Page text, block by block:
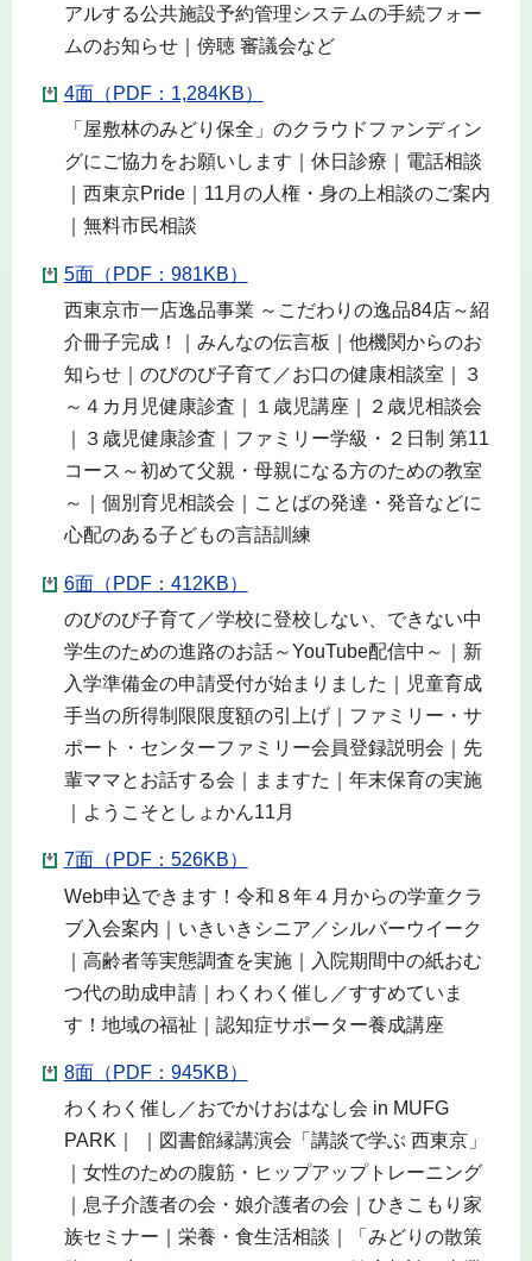
アルする公共施設予約管理システムの手続フォー
ムのお知らせ｜傍聴 審議会など
4面（PDF：1,284KB）
「屋敷林のみどり保全」のクラウドファンディン
グにご協力をお願いします｜休日診療｜電話相談
｜西東京Pride｜11月の人権・身の上相談のご案内
｜無料市民相談
5面（PDF：981KB）
西東京市一店逸品事業 ～こだわりの逸品84店～紹
介冊子完成！｜みんなの伝言板｜他機関からのお
知らせ｜のびのび子育て／お口の健康相談室｜３
～４カ月児健康診査｜１歳児講座｜２歳児相談会
｜３歳児健康診査｜ファミリー学級・２日制 第11
コース～初めて父親・母親になる方のための教室
～｜個別育児相談会｜ことばの発達・発音などに
心配のある子どもの言語訓練
6面（PDF：412KB）
のびのび子育て／学校に登校しない、できない中
学生のための進路のお話～YouTube配信中～｜新
入学準備金の申請受付が始まりました｜児童育成
手当の所得制限限度額の引上げ｜ファミリー・サ
ポート・センターファミリー会員登録説明会｜先
輩ママとお話する会｜まますた｜年末保育の実施
｜ようこそとしょかん11月
7面（PDF：526KB）
Web申込できます！令和８年４月からの学童クラ
ブ入会案内｜いきいきシニア／シルバーウイーク
｜高齢者等実態調査を実施｜入院期間中の紙おむ
つ代の助成申請｜わくわく催し／すすめていま
す！地域の福祉｜認知症サポーター養成講座
8面（PDF：945KB）
わくわく催し／おでかけおはなし会 in MUFG
PARK｜ ｜図書館縁講演会「講談で学ぶ 西東京」
｜女性のための腹筋・ヒップアップトレーニング
｜息子介護者の会・娘介護者の会｜ひきこもり家
族セミナー｜栄養・食生活相談｜「みどりの散策